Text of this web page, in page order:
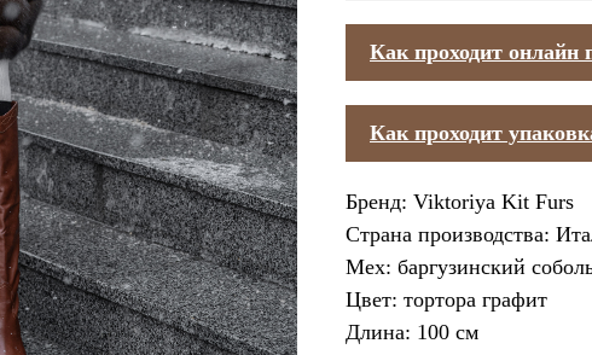
Как проходит онлайн
Как проходит
Бренд: Viktoriya Kit Furs
Страна производства:
Мех: баргузинский
Цвет: тортора графит
Длина: 100 см